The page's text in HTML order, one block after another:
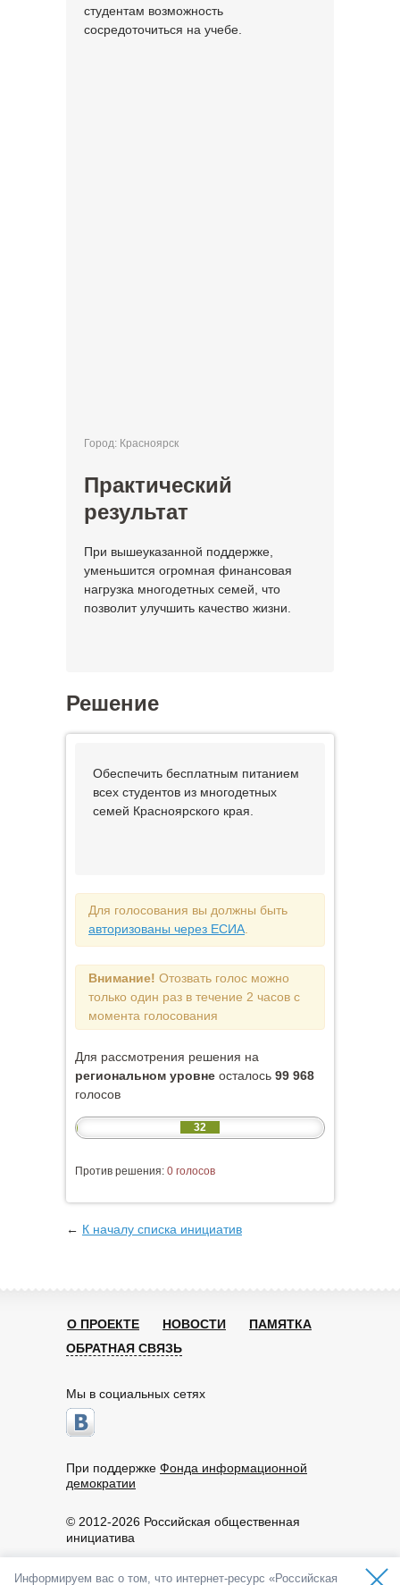
студентам возможность
сосредоточиться на учебе.
Город: Красноярск
Практический
результат
При вышеуказанной поддержке,
уменьшится огромная финансовая
нагрузка многодетных семей, что
позволит улучшить качество жизни.
Решение
Обеспечить бесплатным питанием
всех студентов из многодетных
семей Красноярского края.
Для голосования вы должны быть
авторизованы через ЕСИА
Внимание! Отозвать голос можно
только один раз в течение 2 часов с
момента голосования
Для рассмотрения решения на
региональном уровне осталось 99 968
голосов
32
Против решения: 0 голосов
← К началу списка инициатив
© 2012-2026 Российская общественная
инициатива
О ПРОЕКТЕ НОВОСТИ
ПАМЯТКА
ОБРАТНАЯ СВЯЗЬ
Мы в социальных сетях
При поддержке Фонда информационной
демократии
Информируем вас о том, что интернет-ресурс «Российская